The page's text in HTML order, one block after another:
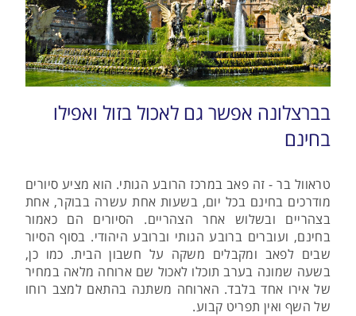
בברצלונה אפשר גם לאכול בזול ואפילו
בחינם
טראוול בר - זה פאב במרכז הרובע הגותי. הוא מציע סיורים
מודרכים בחינם בכל יום, בשעות אחת עשרה בבוקר, אחת
בצהריים ובשלוש אחר הצהריים. הסיורים הם כאמור
בחינם, ועוברים ברובע הגותי וברובע היהודי. בסוף הסיור
שבים לפאב ומקבלים משקה על חשבון הבית. כמו כן,
בשעה שמונה בערב תוכלו לאכול שם ארוחה מלאה במחיר
של אירו אחד בלבד. הארוחה משתנה בהתאם למצב רוחו
של השף ואין תפריט קבוע.